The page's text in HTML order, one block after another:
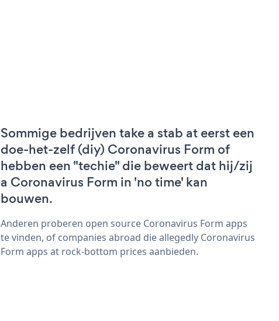
Sommige bedrijven take a stab at eerst een
doe-het-zelf (diy) Coronavirus Form of
hebben een "techie" die beweert dat hij/zij
a Coronavirus Form in 'no time' kan
bouwen.
Anderen proberen open source Coronavirus Form apps
te vinden, of companies abroad die allegedly Coronavirus
Form apps at rock-bottom prices aanbieden.